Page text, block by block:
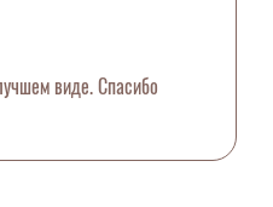
виде. Спасибо